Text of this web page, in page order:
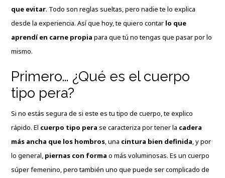
que evitar. Todo son reglas sueltas, pero nadie te lo explica
desde la experiencia. Así que hoy, te quiero contar lo que
aprendí en carne propia para que tú no tengas que pasar por lo
mismo.
Primero… ¿Qué es el cuerpo
tipo pera?
Si no estás segura de si este es tu tipo de cuerpo, te explico
rápido. El cuerpo tipo pera se caracteriza por tener la cadera
más ancha que los hombros, una cintura bien definida, y por
lo general, piernas con forma o más voluminosas. Es un cuerpo
súper femenino, pero también uno que puede ser complicado de